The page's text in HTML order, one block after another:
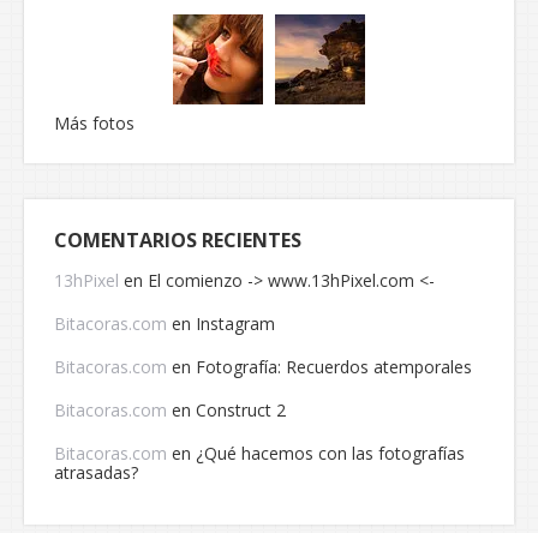
Más fotos
COMENTARIOS RECIENTES
13hPixel en El comienzo -> www.13hPixel.com <-
Bitacoras.com en Instagram
Bitacoras.com en Fotografía: Recuerdos atemporales
Bitacoras.com en Construct 2
Bitacoras.com en ¿Qué hacemos con las fotografías
atrasadas?